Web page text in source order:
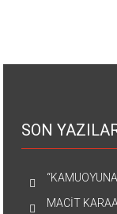
SON
MACİT